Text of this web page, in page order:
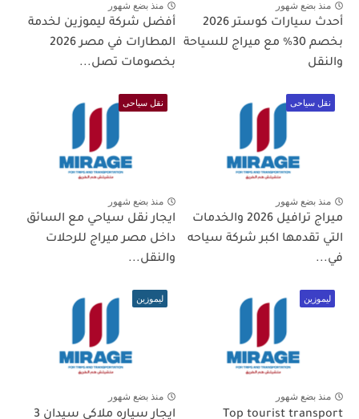
منذ بضع شهور
أحدث سيارات كوستر 2026
بخصم 30% مع ميراج للسياحة
والنقل
منذ بضع شهور
أفضل شركة ليموزين لخدمة
المطارات في مصر 2026
بخصومات تصل...
نقل سياحى
منذ بضع شهور
ميراج ترافيل 2026 والخدمات
التي تقدمها اكبر شركة سياحه
في...
نقل سياحى
منذ بضع شهور
ايجار نقل سياحي مع السائق
داخل مصر ميراج للرحلات
والنقل...
ليموزين
منذ بضع شهور
Top tourist transport
ليموزين
منذ بضع شهور
ايجار سياره ملاكي سيدان 3